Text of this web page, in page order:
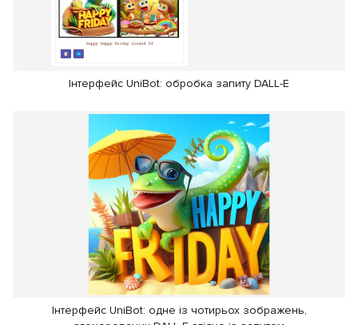
Інтерфейс UniBot: обробка запиту DALL-E
Інтерфейс UniBot: одне із чотирьох зображень,